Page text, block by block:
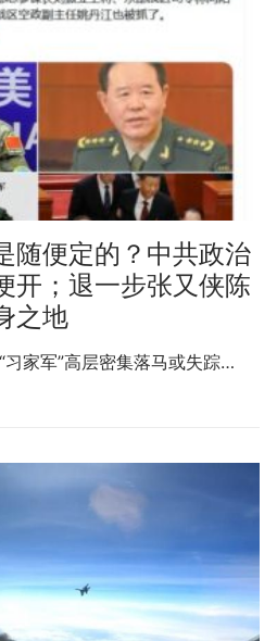
随便定的？中共政治
开；退一步张又侠陈
之地
家军”高层密集落马或失踪…